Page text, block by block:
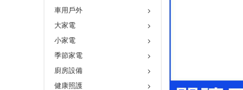
車用戶外
大家電
小家電
季節家電
廚房設備
健康照護